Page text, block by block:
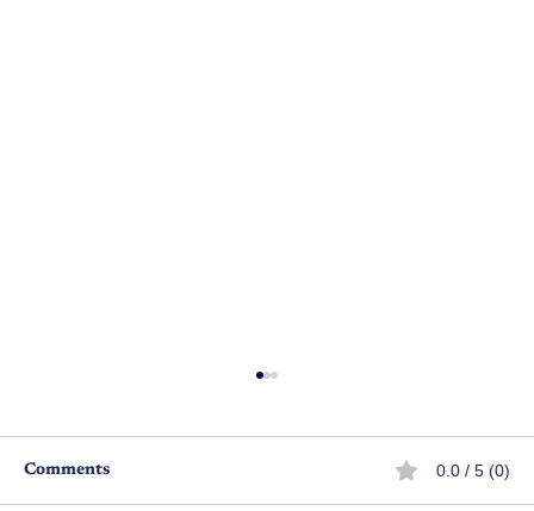
Comments 0.0 / 5 (0)